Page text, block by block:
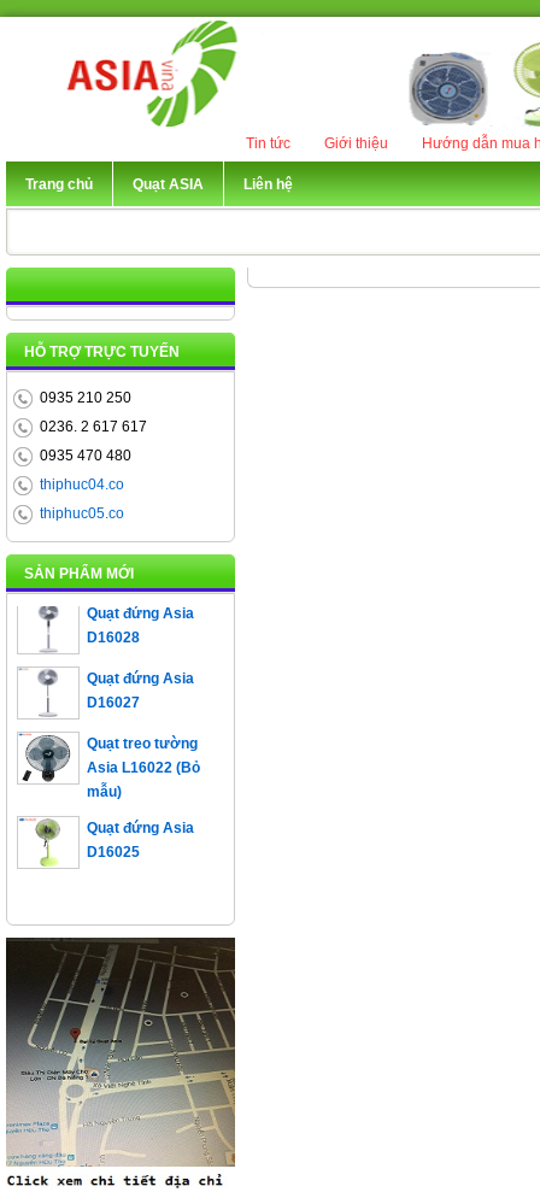
Hướng dẫn mua
Giới thiệu
Tin tức
Trang chủ Quạt ASIA Liên hệ
HỖ TRỢ TRỰC TUYẾN
0935 210 250
0236. 2 617 617
0935 470 480
thiphuc04.co
thiphuc05.co
SẢN PHẨM MỚI
Quạt đứng Asia
D16023
Quạt đứng Asia
D16028
Quạt đứng Asia
D16027
Quạt treo tường
Asia L16022 (Bỏ
mẫu)
Quạt đứng Asia
D16025